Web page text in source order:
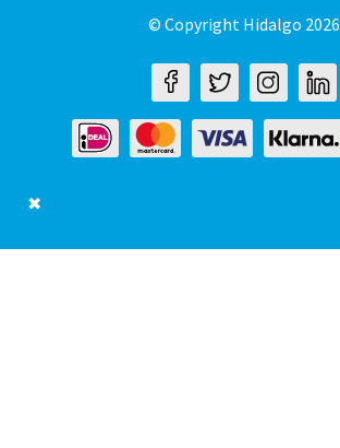
© Copyright Hidalgo 2026
✖